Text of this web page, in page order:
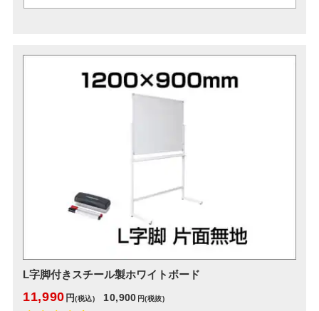
L字脚付きスチール製ホワイトボード
11,990 円(税込) 10,900 円(税抜)